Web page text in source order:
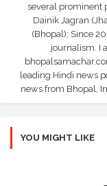
several prominent
Dainik Jagran
(Bhopal); Since
journalism. I
leading Hindi news
news from Bhopal,
YOU MIGHT LIKE